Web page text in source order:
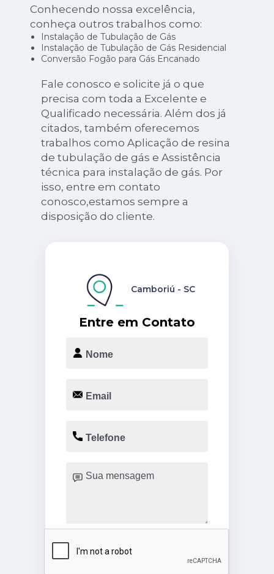
Conhecendo nossa excelência,
conheça outros trabalhos como:
Instalação de Tubulação de Gás
Instalação de Tubulação de Gás Residencial
Conversão Fogão para Gás Encanado
Fale conosco e solicite já o que
precisa com toda a Excelente e
Qualificado necessária. Além dos já
citados, também oferecemos
trabalhos como Aplicação de resina
de tubulação de gás e Assistência
técnica para instalação de gás. Por
isso, entre em contato
conosco,estamos sempre a
disposição do cliente.
Entre em Contato
Camboriú - SC